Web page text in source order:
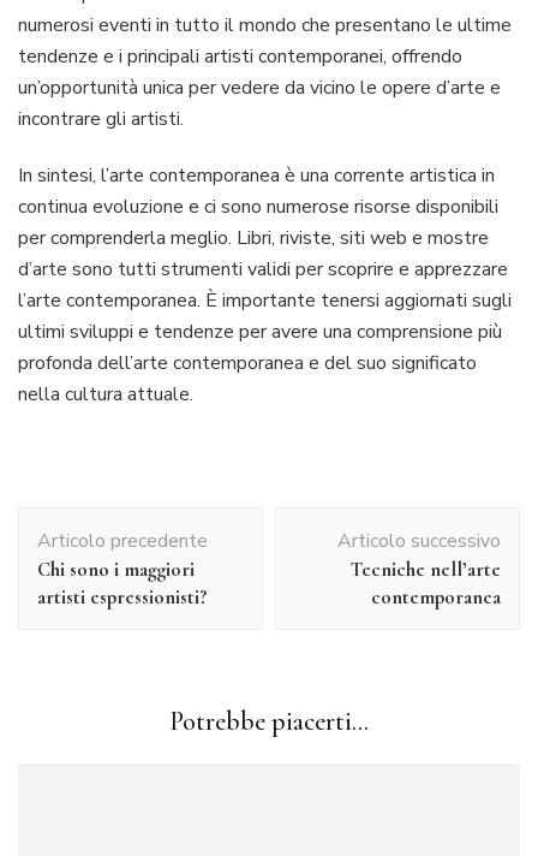
numerosi eventi in tutto il mondo che presentano le ultime
tendenze e i principali artisti contemporanei, offrendo
un’opportunità unica per vedere da vicino le opere d’arte e
incontrare gli artisti.
In sintesi, l’arte contemporanea è una corrente artistica in
continua evoluzione e ci sono numerose risorse disponibili
per comprenderla meglio. Libri, riviste, siti web e mostre
d’arte sono tutti strumenti validi per scoprire e apprezzare
l’arte contemporanea. È importante tenersi aggiornati sugli
ultimi sviluppi e tendenze per avere una comprensione più
profonda dell’arte contemporanea e del suo significato
nella cultura attuale.
articolo
Articolo precedente
Chi sono i maggiori
artisti espressionisti?
Articolo successivo
Tecniche nell’arte
contemporanea
Potrebbe piacerti...